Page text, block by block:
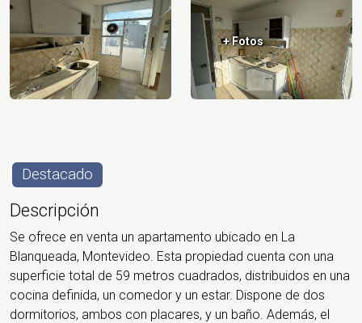
+ Fotos
Destacado
Descripción
Se ofrece en venta un apartamento ubicado en La
Blanqueada, Montevideo. Esta propiedad cuenta con una
superficie total de 59 metros cuadrados, distribuidos en una
cocina definida, un comedor y un estar. Dispone de dos
dormitorios, ambos con placares, y un baño. Además, el